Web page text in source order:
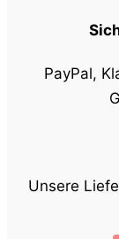
PayPal,
Unsere